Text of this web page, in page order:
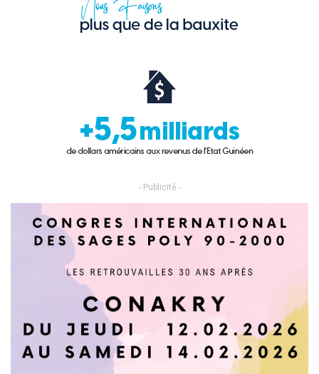
- Publicité -